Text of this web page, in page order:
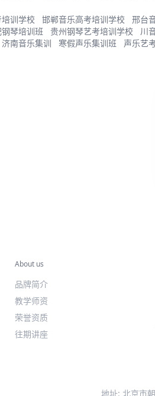
训学校 邯郸音乐高考培训学校 邢台
琴培训班 贵州钢琴艺考培训学校 川
济南音乐集训 寒假声乐集训班 声乐艺
About us
品牌简介
教学师资
荣誉资质
往期讲座
地址: 北京市